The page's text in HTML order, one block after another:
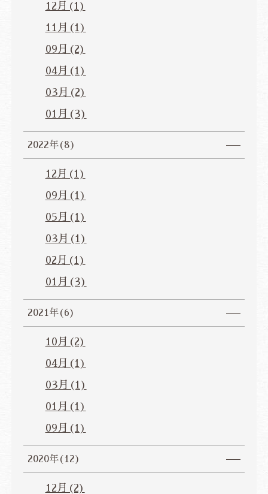
12月(1)
11月(1)
09月(2)
04月(1)
03月(2)
01月(3)
2022年(8)
12月(1)
09月(1)
05月(1)
03月(1)
02月(1)
01月(3)
2021年(6)
10月(2)
04月(1)
03月(1)
01月(1)
09月(1)
2020年(12)
12月(2)